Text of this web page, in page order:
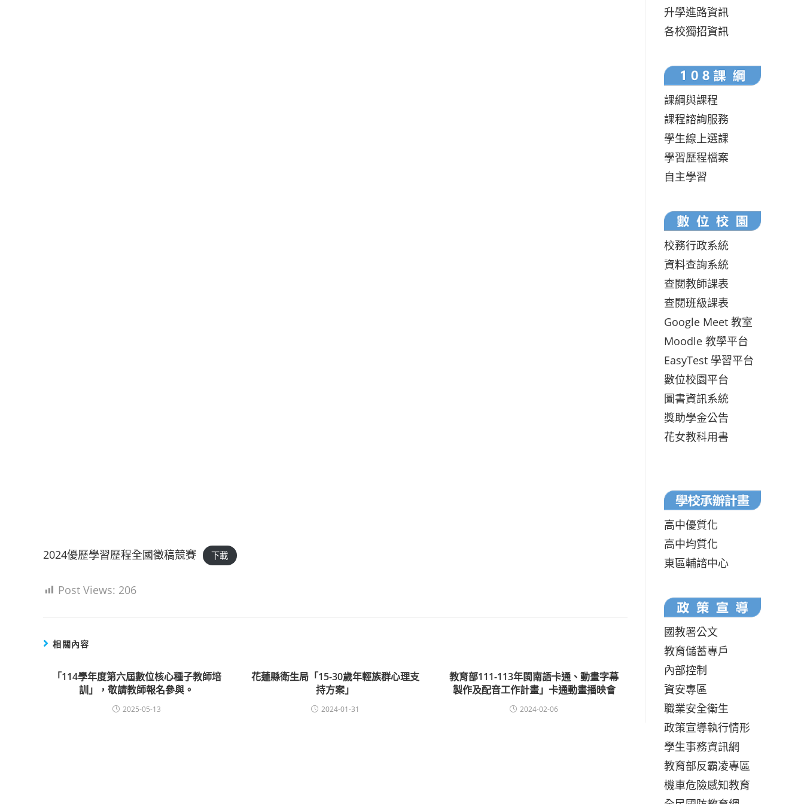
2024優歷學習歷程全國徵稿競賽 下載
Post Views: 206
相關內容
「114學年度第六屆數位核心種子教師培
訓」，敬請教師報名參與。
2025-05-13
花蓮縣衛生局「15-30歲年輕族群心理支
持方案」
2024-01-31
教育部111-113年閩南語卡通、動畫字幕
製作及配音工作計畫」卡通動畫播映會
2024-02-06
升學進路資訊
各校獨招資訊
課綱與課程
課程諮詢服務
學生線上選課
學習歷程檔案
自主學習
校務行政系統
資料查詢系統
查閱教師課表
查閱班級課表
Google Meet 教室
Moodle 教學平台
EasyTest 學習平台
數位校園平台
圖書資訊系統
獎助學金公告
花女教科用書
高中優質化
高中均質化
東區輔諮中心
國教署公文
教育儲蓄專戶
內部控制
資安專區
職業安全衛生
政策宣導執行情形
學生事務資訊網
教育部反霸凌專區
機車危險感知教育